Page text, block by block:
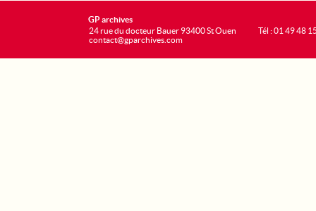
GP archives
24 rue du docteur Bauer 93400 St Ouen
contact@gparchives.com
Tél : 01 49 48